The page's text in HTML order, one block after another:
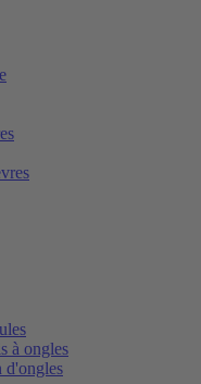
à ongles
d'ongles